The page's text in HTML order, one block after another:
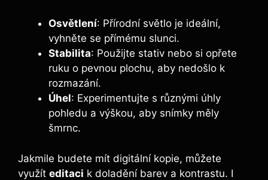
Osvětlení: ‍Přírodní světlo ‌je ideální,
vyhněte se přímému slunci.
Stabilita: ⁣Použijte stativ nebo si‌ opřete
ruku ‍o pevnou plochu, aby​ nedošlo ‌k
rozmazání.
Úhel: Experimentujte s různými​ úhly
⁢pohledu a výškou, aby ⁢snímky měly
šmrnc.
Jakmile budete mít digitální ⁣kopie, ⁤můžete
využít editaci k⁢ doladění barev a kontrastu. I